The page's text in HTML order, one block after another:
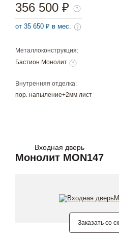
Металлоконструкция:
Бастион Монолит
Внутренняя отделка:
пор. напыление+2мм лист
356 500 ₽
от 35 650 ₽ в мес.
Входная дверь
Монолит MON147
Заказать со